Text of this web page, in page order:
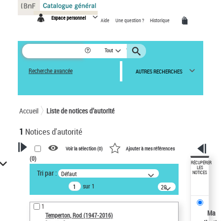
Espace personnel Aide Une question ? Historique
Tout
Recherche avancée AUTRES RECHERCHES
Accueil Liste de notices d’autorité
1 Notices d'autorité
VOTRE RECHERCHE
Recherche avancée dans les
notices d’autorité
Œuvres liées à l'auteur :
Temperton, Rod (1947-2016)
Voir la sélection (0) Ajouter à mes références
(0)
Tri par : Défaut
sur 1
20
résultats/page
1
Temperton, Rod (1947-2016)
RÉCUPÉRER
LES
NOTICES
Ma
Panneau de gestion des cookies